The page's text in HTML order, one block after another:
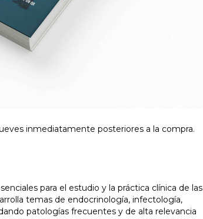
inmediatamente posteriores a la compra.
para el estudio y la práctica clínica de las
temas de endocrinología, infectología,
patologías frecuentes y de alta relevancia